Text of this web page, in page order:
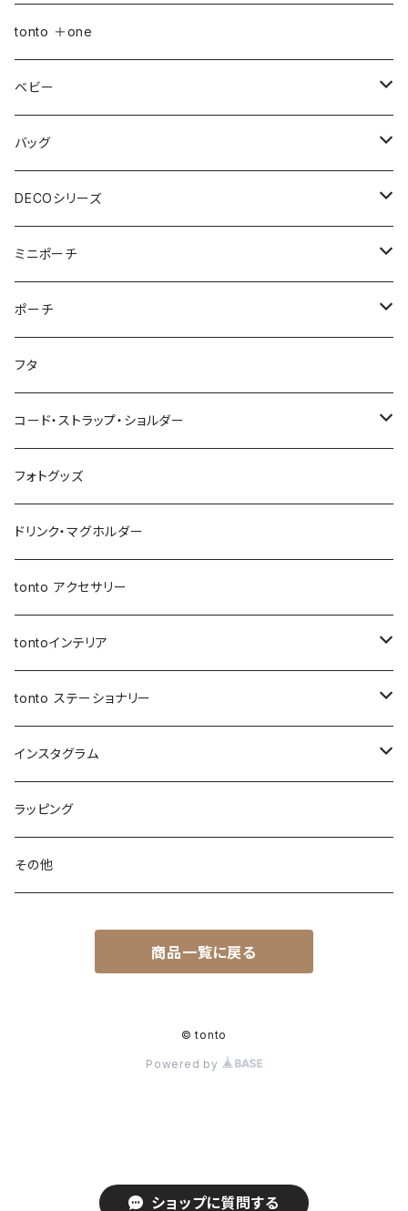
ショップに質問する
おむつポーチ
おむつポーチ fit
母子手帳ケース
ストローラーバッグ
バッグ
ショルダーバッグ
アジャスターショルダーバッグ
バッグイン巾着
マルシェバッグ
ナップサック
レッスンバッグ
レザートート（縦型）
マザーズバッグ
ポーチ
シカクポーチ
マルチポーチ
オールインポーチ
ボトルホルダー
ドリンク・マグホルダー
インテリア
レザーケース
ティッシュケース
ステーショナリー
ペンケース
ブックカバー
ストラップ
Sサイズ
Mサイズ
tonto ＋one
ベビー
おむつポーチ
おむつポーチ
ポケット付きおむつポーチ
おむつポーチ fit
おむつポーチ fit
ポケット付きおむつポーチ fit
ストローラーバッグ
ウェットティッシュケース
NEWウェットティッシュケース
３点セット
ポケットティッシュケース
NEWポケットティッシュケース
３点セット
母子手帳ケース
マザーズバッグ
保冷保温ポーチ
バッグ
ショルダーバッグ
ファスナー付きショルダーバッグ
スマホショルダー
トートバッグ
トートバッグ
レザートートバッグ（横型）
ジップトント
Sサイズ
Mサイズ
マザーズバッグ
あずまバッグ
３way一升餅リュック
母子手帳ケース
バケツバッグ
スクエアバッグ
メッセンジャーバッグ
巾着バッグ
アジャスター巾着バッグ
バッグイン巾着
アジャスター付き まんまる巾着
オケージョンバッグ
アジャスターオケージョンバッグ
マルシェバッグ
保冷・保温バッグ
DECOシリーズ
ショルダーバッグ
アジャスターショルダーバッグ
トートバッグ
ポーチ・小物ケース
スクエアバッグ
ジップトント
アジャスタージップトント
オケージョンバッグ
アジャスターオケージョンバッグ
バケツバッグ・巾着ショルダーバッグ
ミニポーチ
シカクポーチ
テトラポーチ
ポーチ
ポーチ
オールインポーチ
小物ケース
移動ポケット
保冷・保温 ポーチ
ボトルホルダー
フタ
コード・ストラップ・ショルダー
コード
レザーショルダー
ショートストラップ
ロングストラップ
レザーストラップ
ショルダーベルト
アジャスター付きショルダー
シャーリングストラップ
フォトグッズ
ドリンク・マグホルダー
tonto アクセサリー
tontoインテリア
クッションカバー
レザーケース
コースター
ティッシュケース
ソフトパックティッシュケース
tonto ステーショナリー
ペンケース
ブックカバー
PC・タブレットケース
インスタグラム
先行販売
先行受付 | ガチャ券
ラッピング
その他
商品一覧に戻る
© tonto
Powered by